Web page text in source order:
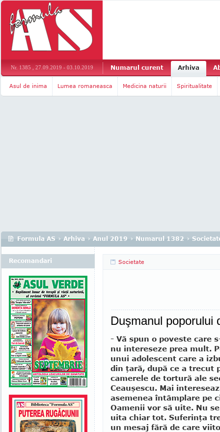
Nr. 1385 , 27.09.2019 - 03.10.2019 Numarul curent Arhiva
Asul de inima Lumea romaneasca Medicina naturii Spiritualitate
Formula AS › Arhiva › Anul 2019 › Numarul 1382 ›
Societate
Duşmanul poporului
- Vă spun o poveste care
nu intereseze prea mult.
unui adolescent care a
din ţară, după ce a trecut
camerele de tortură ale
Ceauşescu. Mai
asemenea întâmplare pe
Oamenii vor să uite. Nu
uita chiar tot. Suferinţa
un mesaj fără de care
Recomandari